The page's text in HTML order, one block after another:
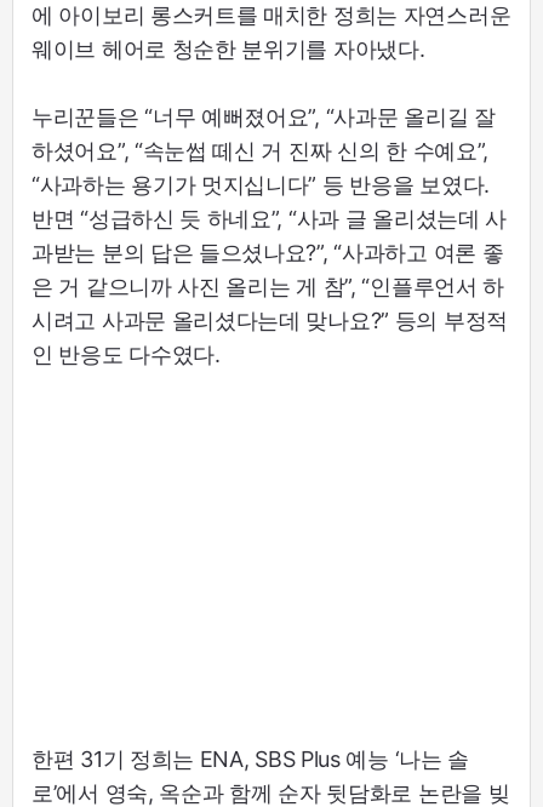
에 아이보리 롱스커트를 매치한 정희는 자연스러운
웨이브 헤어로 청순한 분위기를 자아냈다.
누리꾼들은 “너무 예뻐졌어요”, “사과문 올리길 잘
하셨어요”, “속눈썹 떼신 거 진짜 신의 한 수예요”,
“사과하는 용기가 멋지십니다” 등 반응을 보였다.
반면 “성급하신 듯 하네요”, “사과 글 올리셨는데 사
과받는 분의 답은 들으셨나요?”, “사과하고 여론 좋
은 거 같으니까 사진 올리는 게 참”, “인플루언서 하
시려고 사과문 올리셨다는데 맞나요?” 등의 부정적
인 반응도 다수였다.
한편 31기 정희는 ENA, SBS Plus 예능 ‘나는 솔
로’에서 영숙, 옥순과 함께 순자 뒷담화로 논란을 빚